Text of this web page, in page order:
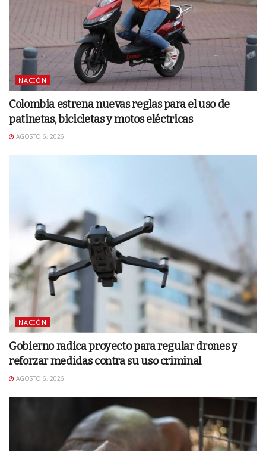
NACIÓN
Colombia estrena nuevas reglas para el uso de
patinetas, bicicletas y motos eléctricas
AGOSTO 6, 2026
NACIÓN
Gobierno radica proyecto para regular drones y
reforzar medidas contra su uso criminal
AGOSTO 6, 2026